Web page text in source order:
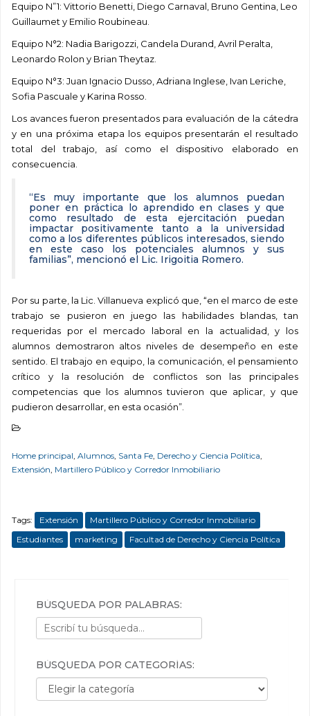
Equipo N”1: Vittorio Benetti, Diego Carnaval, Bruno Gentina, Leo
Guillaumet y Emilio Roubineau.
Equipo N°2: Nadia Barigozzi, Candela Durand, Avril Peralta,
Leonardo Rolon y Brian Theytaz.
Equipo N°3: Juan Ignacio Dusso, Adriana Inglese, Ivan Leriche,
Sofia Pascuale y Karina Rosso.
Los avances fueron presentados para evaluación de la cátedra
y en una próxima etapa los equipos presentarán el resultado
total del trabajo, así como el dispositivo elaborado en
consecuencia.
“Es muy importante que los alumnos puedan
poner en práctica lo aprendido en clases y que
como resultado de esta ejercitación puedan
impactar positivamente tanto a la universidad
como a los diferentes públicos interesados, siendo
en este caso los potenciales alumnos y sus
familias”, mencionó el Lic. Irigoitia Romero.
Por su parte, la Lic. Villanueva explicó que, “en el marco de este
trabajo se pusieron en juego las habilidades blandas, tan
requeridas por el mercado laboral en la actualidad, y los
alumnos demostraron altos niveles de desempeño en este
sentido. El trabajo en equipo, la comunicación, el pensamiento
crítico y la resolución de conflictos son las principales
competencias que los alumnos tuvieron que aplicar, y que
pudieron desarrollar, en esta ocasión”.
Home principal, Alumnos, Santa Fe, Derecho y Ciencia Política,
Extensión, Martillero Público y Corredor Inmobiliario
Tags: Extensión
Martillero Público y Corredor Inmobiliario
Estudiantes
marketing Facultad de Derecho y Ciencia Política
BÚSQUEDA POR PALABRAS:
BÚSQUEDA POR CATEGORÍAS:
Búsqueda por categorías: